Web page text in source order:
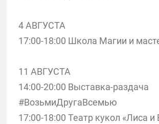
4 АВГУСТА
17:00-18:00 Школа Магии и
11 АВГУСТА
14:00-20:00 Выставка-раздача
#ВозьмиДругаВсемью
17:00-18:00 Театр кукол «Лиса и